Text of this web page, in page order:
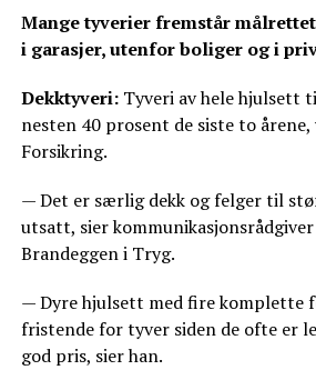
Mange tyverier fremstår
i garasjer, utenfor boliger og i
Dekktyveri:Tyveri av hele hjulsett
nesten 40 prosent de siste to
Forsikring.
— Det er særlig dekk og felger til
utsatt, sier
Brandeggen i Tryg.
— Dyre hjulsett med fire komplette
fristende for tyver siden de ofte er
god pris, sier han.